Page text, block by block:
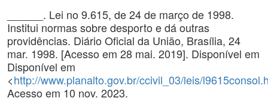
______. Lei no 9.615, de 24 de março de 1998.
Institui normas sobre desporto e dá outras
providências. Diário Oficial da União, Brasília, 24
mar. 1998. [Acesso em 28 mai. 2019]. Disponível em
Disponível em
<http://www.planalto.gov.br/ccivil_03/leis/
Acesso em 10 nov. 2023.